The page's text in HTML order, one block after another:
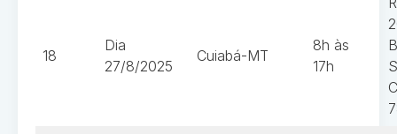
18
Dia
27/8/2025
Cuiabá-MT
8h às
17h